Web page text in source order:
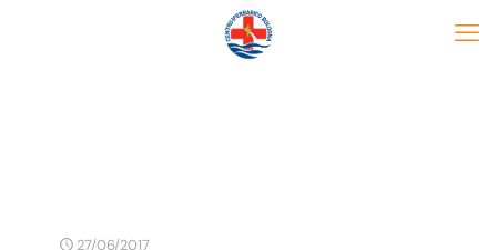
27/06/2017